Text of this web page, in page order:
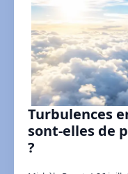
Turbulences
sont-elles de
?